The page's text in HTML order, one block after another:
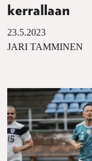
kerrallaan
23.5.2023
JARI TAMMINEN